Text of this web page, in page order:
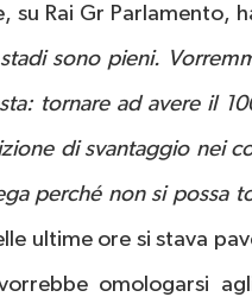
su Rai Gr Parlamento,
sono pieni.
tornare ad avere il
di svantaggio nei
perché non si possa
ultime ore si stava
omologarsi